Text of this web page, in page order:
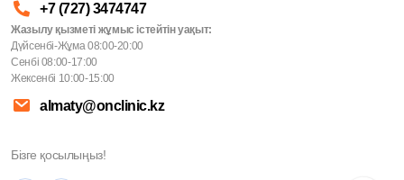
+7 (727) 3474747
Жазылу қызметі жұмыс істейтін уақыт:
Дүйсенбі-Жұма 08:00-20:00
Сенбі 08:00-17:00
Жексенбі 10:00-15:00
almaty@onclinic.kz
Бізге қосылыңыз!